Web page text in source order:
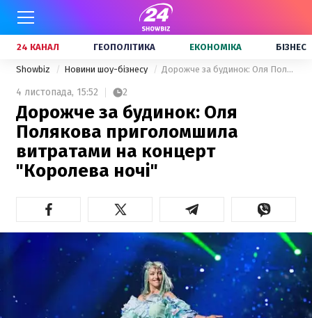
24 КАНАЛ ГЕОПОЛІТИКА ЕКОНОМІКА БІЗНЕС
Showbiz Новини шоу-бізнесу Дорожче за будинок: Оля Полякова приголомшила витратами на концерт "Королева ночі"
4 листопада, 15:52 2
Дорожче за будинок: Оля
Полякова приголомшила
витратами на концерт
"Королева ночі"